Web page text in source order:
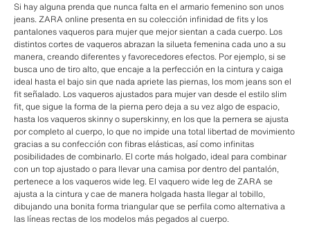
Si hay alguna prenda que nunca falta en el armario femenino son unos
jeans. ZARA online presenta en su colección infinidad de fits y los
pantalones vaqueros para mujer que mejor sientan a cada cuerpo. Los
distintos cortes de vaqueros abrazan la silueta femenina cada uno a su
manera, creando diferentes y favorecedores efectos. Por ejemplo, si se
busca uno de tiro alto, que encaje a la perfección en la cintura y caiga
ideal hasta el bajo sin que nada apriete las piernas, los mom jeans son el
fit señalado. Los vaqueros ajustados para mujer van desde el estilo slim
fit, que sigue la forma de la pierna pero deja a su vez algo de espacio,
hasta los vaqueros skinny o superskinny, en los que la pernera se ajusta
por completo al cuerpo, lo que no impide una total libertad de movimiento
gracias a su confección con fibras elásticas, así como infinitas
posibilidades de combinarlo. El corte más holgado, ideal para combinar
con un top ajustado o para llevar una camisa por dentro del pantalón,
pertenece a los vaqueros wide leg. El vaquero wide leg de ZARA se
ajusta a la cintura y cae de manera holgada hasta llegar al tobillo,
dibujando una bonita forma triangular que se perfila como alternativa a
las líneas rectas de los modelos más pegados al cuerpo.